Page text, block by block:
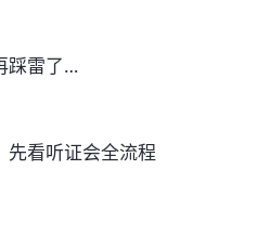
踩雷了…
先看听证会全流程